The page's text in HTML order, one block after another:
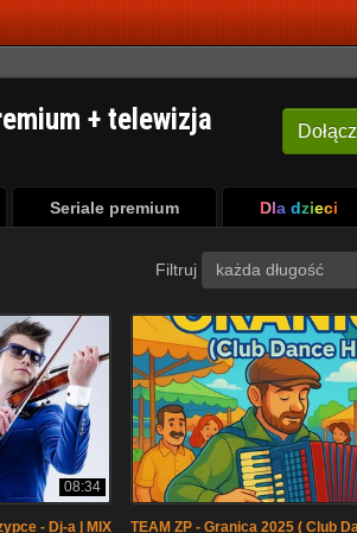
Dołącz
+ telewizja
Seriale premium Dla dzieci
Filtruj każda długość
08:34
- Dj-a | MIX TEAM ZP - Granica 2025 ( Club